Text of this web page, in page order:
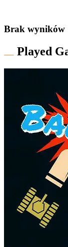
Brak wyników
Played